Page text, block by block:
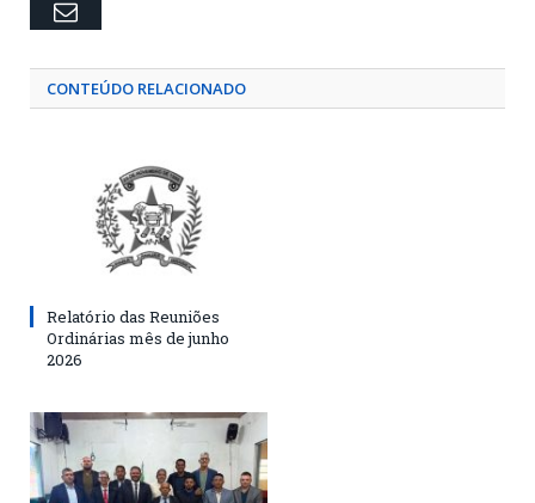
Email
CONTEÚDO RELACIONADO
Relatório das Reuniões
Ordinárias mês de junho
2026